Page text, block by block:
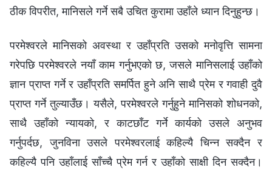
ठीक विपरीत, मानिसले गर्ने सबै उचित कुरामा उहाँले ध्यान दिनुहुन्छ।
परमेश्‍वरले मानिसको अवस्था र उहाँप्रति उसको मनोवृत्ति सामना
गरेपछि परमेश्‍वरले नयाँ काम गर्नुभएको छ, जसले मानिसलाई उहाँको
ज्ञान प्राप्त गर्ने र उहाँप्रति समर्पित हुने अनि साथै प्रेम र गवाही दुवै
प्राप्त गर्ने तुल्याउँछ। यसैले, परमेश्‍वरले गर्नुहुने मानिसको शोधनको,
साथै उहाँको न्यायको, र काटछाँट गर्ने कार्यको उसले अनुभव
गर्नुपर्दछ, जुनविना उसले परमेश्‍वरलाई कहिल्यै चिन्न सक्दैन र
कहिल्यै पनि उहाँलाई साँच्चै प्रेम गर्न र उहाँको साक्षी दिन सक्दैन।